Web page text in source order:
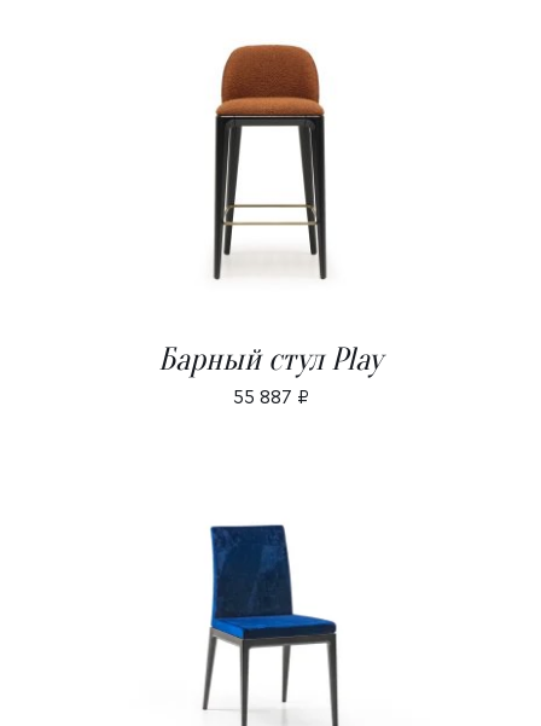
В КОРЗИНУ
Барный стул Play
55 887 ₽
В КОРЗИНУ / ДЕТАЛИ